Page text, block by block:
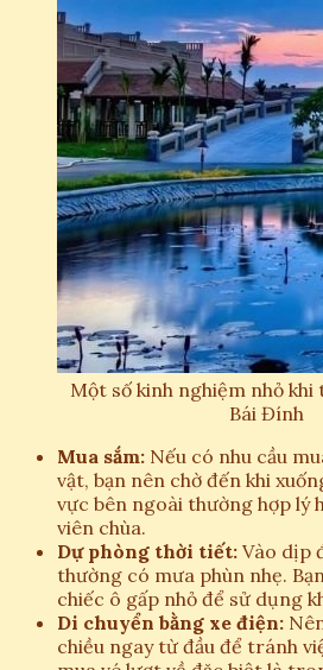
Một số kinh nghiệm nhỏ khi
Bái Đính
Mua sắm: Nếu có nhu cầu
vật, bạn nên chờ đến khi
vực bên ngoài thường hợp lý
viên chùa.
Dự phòng thời tiết: Vào dịp
thường có mưa phùn nhẹ.
chiếc ô gấp nhỏ để sử dụng
Di chuyển bằng xe điện:
chiều ngay từ đầu để tránh